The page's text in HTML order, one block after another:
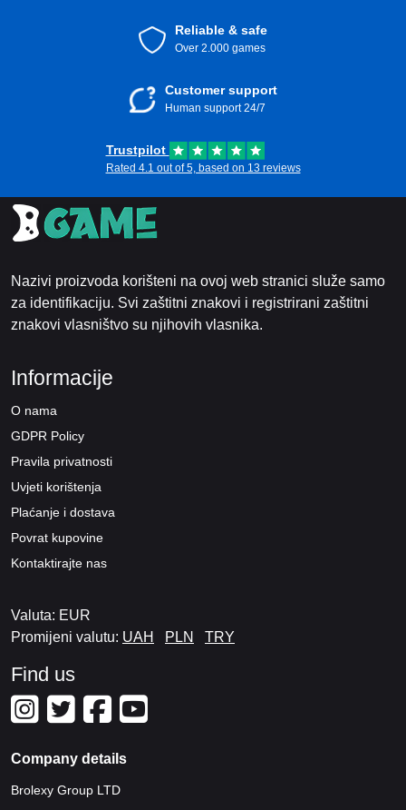
Reliable & safe
Over 2.000 games
Customer support
Human support 24/7
Trustpilot
Rated 4.1 out of 5, based on 13 reviews
Nazivi proizvoda korišteni na ovoj web stranici služe samo
za identifikaciju. Svi zaštitni znakovi i registrirani zaštitni
znakovi vlasništvo su njihovih vlasnika.
Informacije
O nama
GDPR Policy
Pravila privatnosti
Uvjeti korištenja
Plaćanje i dostava
Povrat kupovine
Kontaktirajte nas
Valuta: EUR
Promijeni valutu: UAH PLN TRY
Find us
Company details
Brolexy Group LTD